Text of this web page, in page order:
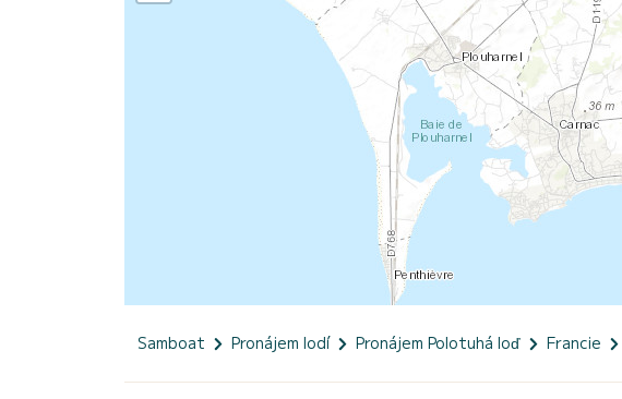
Samboat Pronájem lodí Pronájem Polotuhá loď Francie